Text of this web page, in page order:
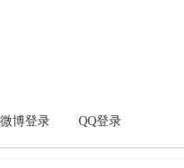
微博登录 QQ登录